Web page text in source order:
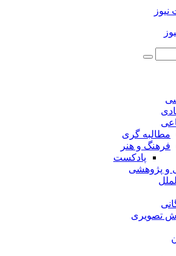
مطالبه گری
فرهنگ و هنر
پادکست
و پژوهشی
تصویری